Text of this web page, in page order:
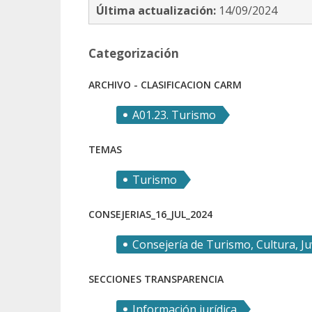
Última actualización: 14/09/2024
Categorización
ARCHIVO - CLASIFICACION CARM
A01.23. Turismo
TEMAS
Turismo
CONSEJERIAS_16_JUL_2024
Consejería de Turismo, Cultura,
SECCIONES TRANSPARENCIA